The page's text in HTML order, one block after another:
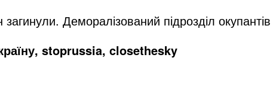
o
загинули. Деморалізований підрозділ
stoprussia, closethesky